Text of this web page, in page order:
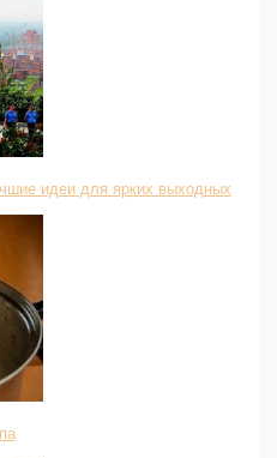
идеи для ярких выходных